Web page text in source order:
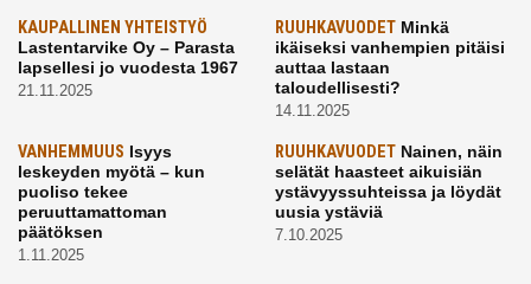
KAUPALLINEN YHTEISTYÖ
Lastentarvike Oy – Parasta
lapsellesi jo vuodesta 1967
21.11.2025
RUUHKAVUODETMinkä
ikäiseksi vanhempien pitäisi
auttaa lastaan
taloudellisesti?
14.11.2025
VANHEMMUUS Isyys
leskeyden myötä – kun
puoliso tekee
peruuttamattoman
päätöksen
1.11.2025
RUUHKAVUODETNainen, näin
selätät haasteet aikuisiän
ystävyyssuhteissa ja löydät
uusia ystäviä
7.10.2025